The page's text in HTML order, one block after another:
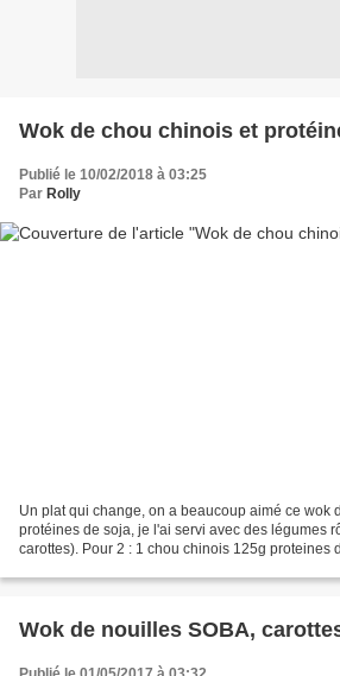
Wok de chou chinois et
Publié le 10/02/2018 à 03:25
Par Rolly
Un plat qui change, on a beaucoup aimé ce wok
protéines de soja, je l'ai servi avec des légumes
carottes). Pour 2 : 1 chou chinois 125g proteines
Wok de nouilles SOBA,